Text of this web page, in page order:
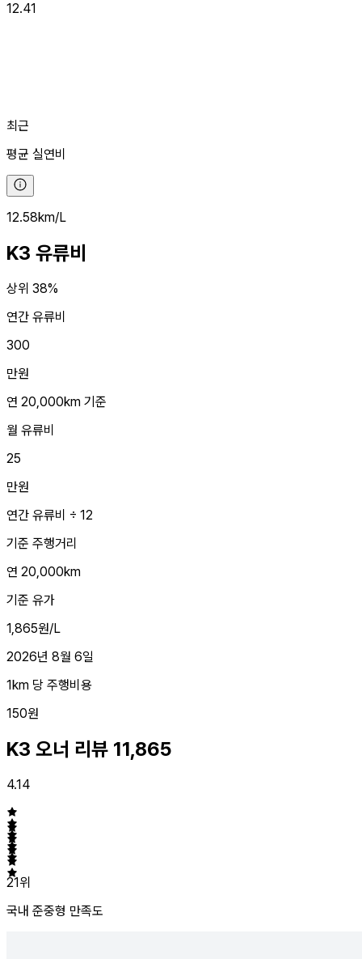
12.41
최근
평균 실연비
12.58km/L
K3 유류비
상위 38%
연간 유류비
300
만원
연 20,000km 기준
월 유류비
25
만원
연간 유류비 ÷ 12
기준 주행거리
연 20,000km
기준 유가
1,865원/L
2026년 8월 6일
1km 당 주행비용
150원
K3 오너 리뷰 11,865
4.14
21위
국내 준중형 만족도